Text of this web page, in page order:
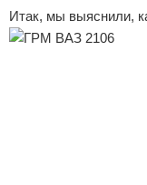
Итак, мы выяснили,